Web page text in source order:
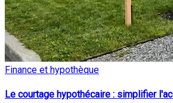
Finance et hypothèque
Le courtage hypothécaire : simplifier